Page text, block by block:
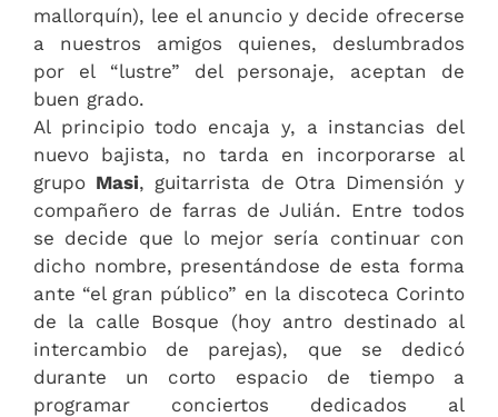
mallorquín), lee el anuncio y decide ofrecerse
a nuestros amigos quienes, deslumbrados
por el “lustre” del personaje, aceptan de
buen grado.
Al principio todo encaja y, a instancias del
nuevo bajista, no tarda en incorporarse al
grupo Masi, guitarrista de Otra Dimensión y
compañero de farras de Julián. Entre todos
se decide que lo mejor sería continuar con
dicho nombre, presentándose de esta forma
ante “el gran público” en la discoteca Corinto
de la calle Bosque (hoy antro destinado al
intercambio de parejas), que se dedicó
durante un corto espacio de tiempo a
programar conciertos dedicados al